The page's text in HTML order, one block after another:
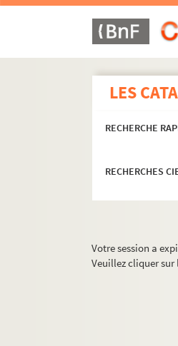
LES
RECHERCHE
RECHERCHES
Votre session a
Veuillez cliquer